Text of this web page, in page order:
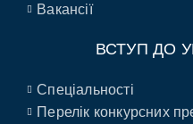
Вакансії
ВСТУП ДО
Спеціальності
Перелік конкурсних